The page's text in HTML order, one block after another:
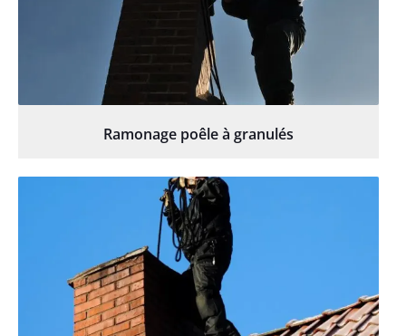
Ramonage poêle à granulés